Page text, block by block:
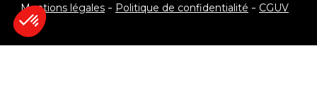
Mentions légales Politique de confidentialité CGUV
Je veux recevoir le programme !